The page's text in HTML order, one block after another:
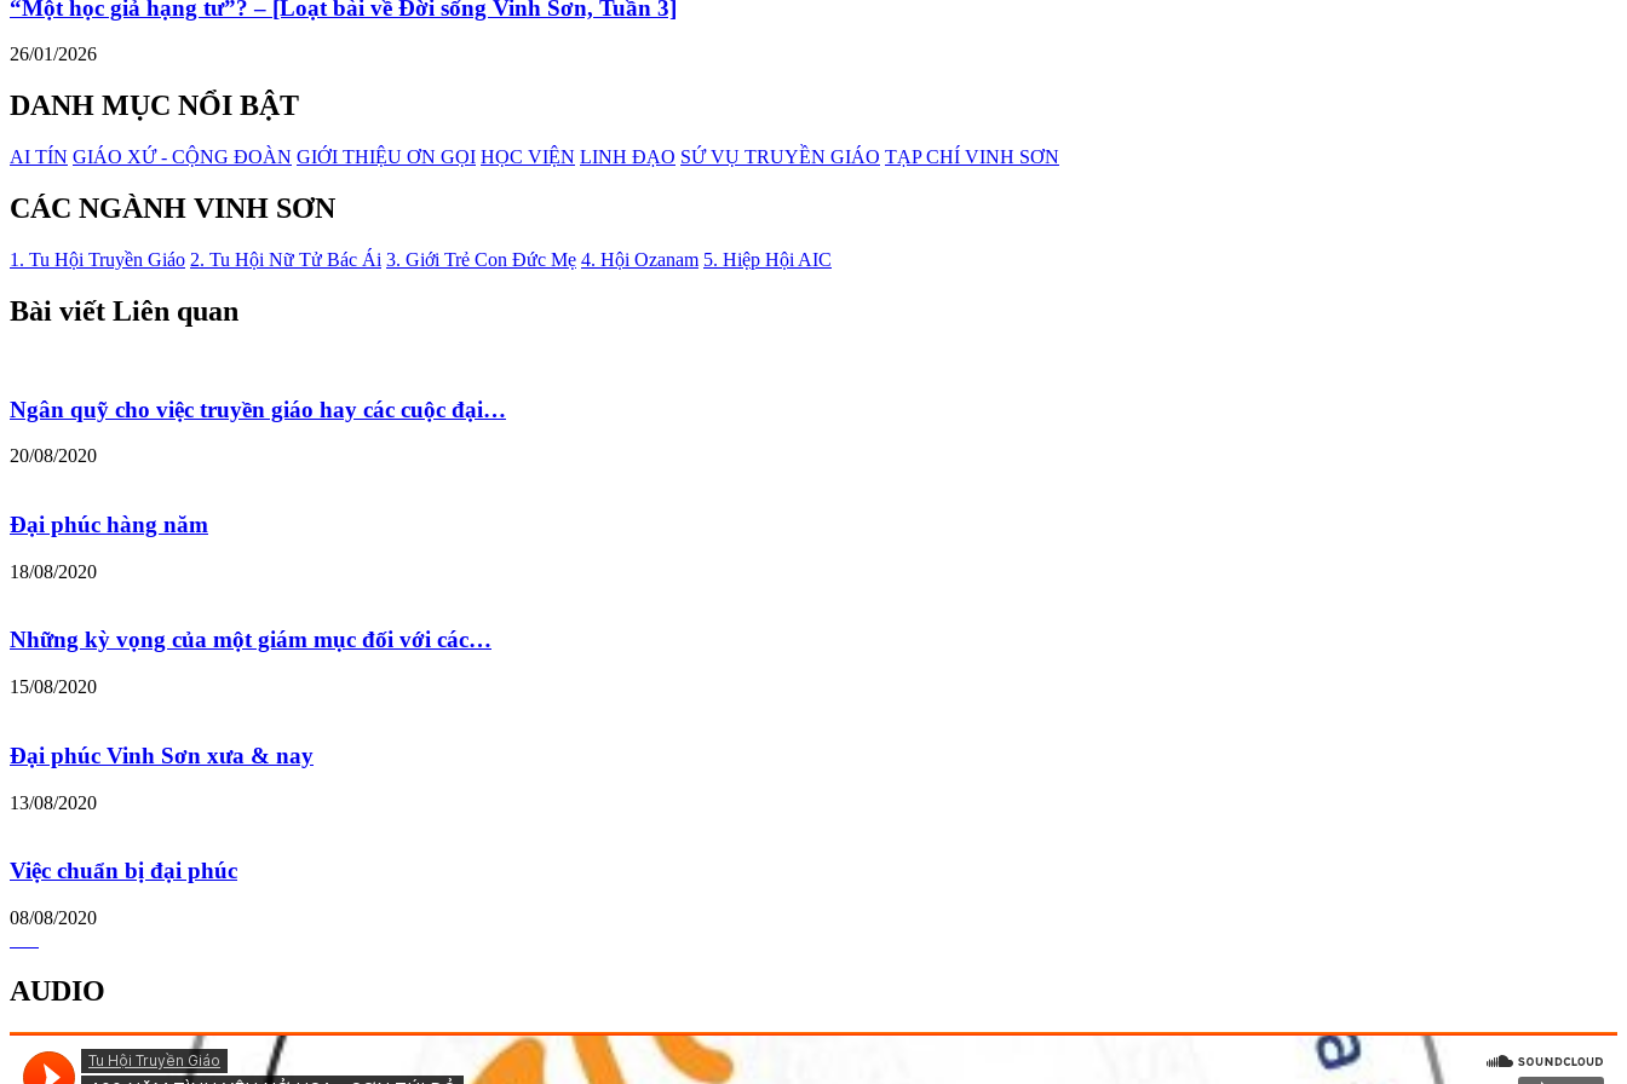
“Một học giả hạng tư”? – [Loạt bài về Đời sống Vinh Sơn, Tuần 3]
26/01/2026
DANH MỤC NỔI BẬT
AI TÍN GIÁO XỨ - CỘNG ĐOÀN GIỚI THIỆU ƠN GỌI HỌC VIỆN LINH ĐẠO SỨ VỤ TRUYỀN GIÁO TẠP CHÍ VINH SƠN
CÁC NGÀNH VINH SƠN
1. Tu Hội Truyền Giáo 2. Tu Hội Nữ Tử Bác Ái 3. Giới Trẻ Con Đức Mẹ 4. Hội Ozanam 5. Hiệp Hội AIC
Bài viết Liên quan
Ngân quỹ cho việc truyền giáo hay các cuộc đại…
20/08/2020
Đại phúc hàng năm
18/08/2020
Những kỳ vọng của một giám mục đối với các…
15/08/2020
Đại phúc Vinh Sơn xưa & nay
13/08/2020
Việc chuẩn bị đại phúc
08/08/2020
AUDIO